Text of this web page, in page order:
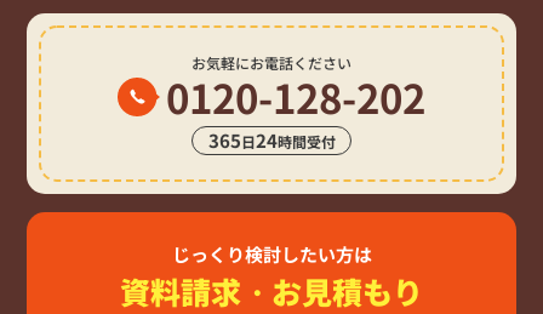
お気軽にお電話ください
0120-128-202
365日24時間受付
じっくり検討したい方は
資料請求・お見積もり